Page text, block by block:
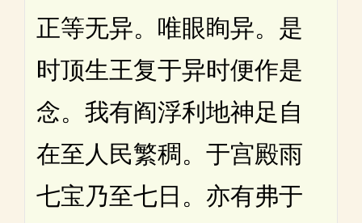
正等无异。唯眼眴异。是
时顶生王复于异时便作是
念。我有阎浮利地神足自
在至人民繁稠。于宫殿雨
七宝乃至七日。亦有弗于